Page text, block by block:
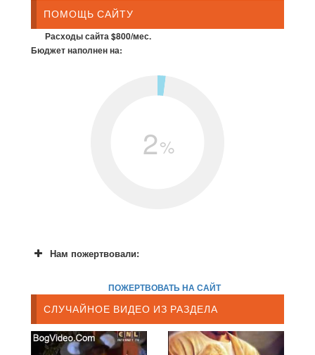
ПОМОЩЬ САЙТУ
Расходы сайта $800/мес.
Бюджет наполнен на:
2%
Нам пожертвовали:
ПОЖЕРТВОВАТЬ НА САЙТ
СЛУЧАЙНОЕ ВИДЕО ИЗ РАЗДЕЛА